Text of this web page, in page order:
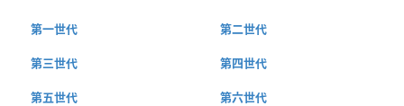
第一世代 第二世代
第三世代 第四世代
第五世代 第六世代